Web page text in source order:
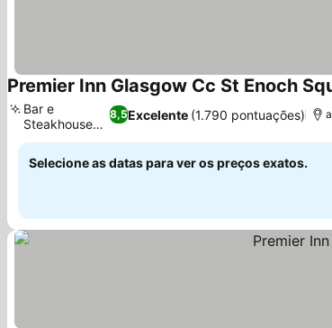
Premier Inn Glasgow Cc St Enoch
8,5Excelente (1.790 pontuações)
Bar e
Steakhouse
Block
Selecione as datas para ver os preços exatos.